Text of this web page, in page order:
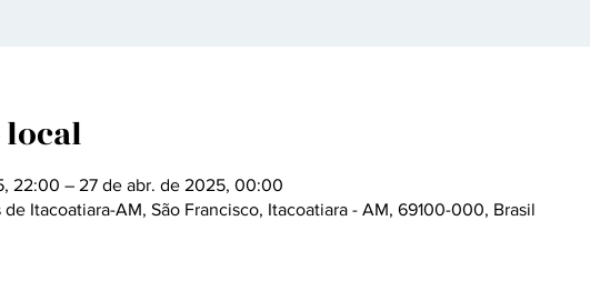
22:00 – 27 de abr. de 2025, 00:00
Itacoatiara-AM, São Francisco, Itacoatiara - AM, 69100-000, Brasil